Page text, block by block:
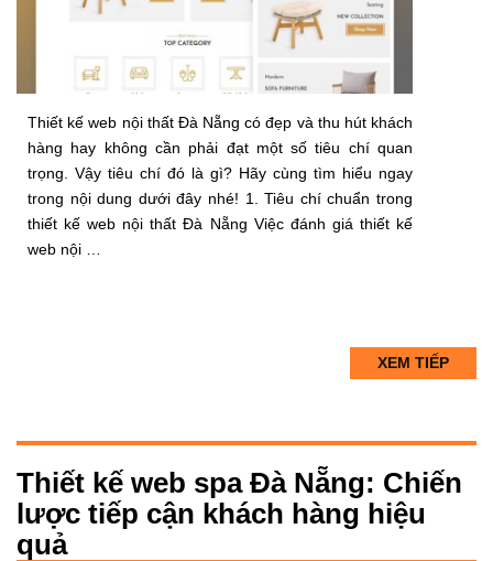
Thiết kế web nội thất Đà Nẵng có đẹp và thu hút khách
hàng hay không cần phải đạt một số tiêu chí quan
trọng. Vậy tiêu chí đó là gì? Hãy cùng tìm hiểu ngay
trong nội dung dưới đây nhé! 1. Tiêu chí chuẩn trong
thiết kế web nội thất Đà Nẵng Việc đánh giá thiết kế
web nội …
XEM TIẾP
Thiết kế web spa Đà Nẵng: Chiến
lược tiếp cận khách hàng hiệu
quả